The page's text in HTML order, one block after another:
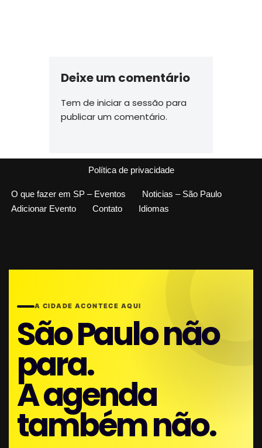
Deixe um comentário
Tem de iniciar a sessão para
publicar um comentário.
Política de privacidade
O que fazer em SP – Eventos
Noticias – São Paulo
Adicionar Evento
Contato Idiomas
A CIDADE ACONTECE AQUI
São Paulo não
para.
A agenda
também não.